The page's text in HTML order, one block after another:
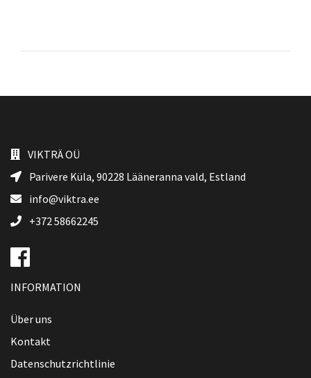
VIKTRÄ OÜ
Parivere Küla, 90228 Lääneranna vald, Estland
info@viktra.ee
+372 58662245
INFORMATION
Über uns
Kontakt
Datenschutzrichtlinie